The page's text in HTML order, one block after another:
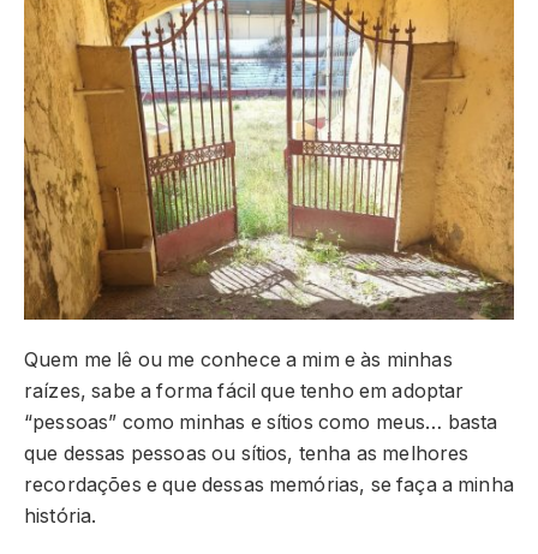
Quem me lê ou me conhece a mim e às minhas
raízes, sabe a forma fácil que tenho em adoptar
“pessoas” como minhas e sítios como meus… basta
que dessas pessoas ou sítios, tenha as melhores
recordações e que dessas memórias, se faça a minha
história.